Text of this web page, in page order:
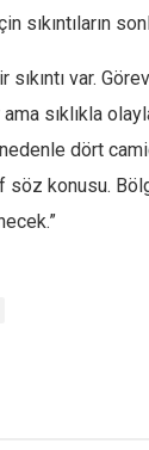
var.
sıklıkla
dört
konusu.